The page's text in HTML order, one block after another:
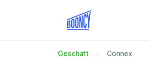
Geschäft Connex